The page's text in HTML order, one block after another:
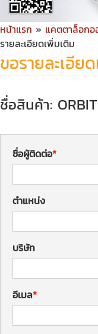
หน้าแรก » แคตตาล็อกอ
รายละเอียดเพิ่มเติม
ขอรายละเอีย
ชื่อสินค้า:
ชื่อผู้ติดต่อ
ตำแหน่ง
บริษัท
อีเมล